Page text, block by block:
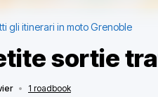
gli itinerari in moto Grenoble
sortie
• 1 roadbook